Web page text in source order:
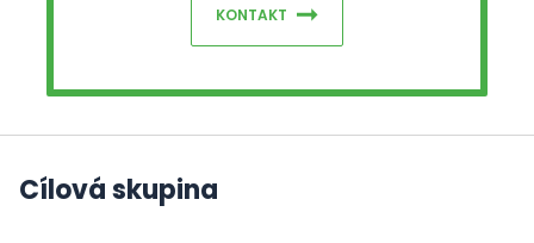
KONTAKT
Cílová skupina